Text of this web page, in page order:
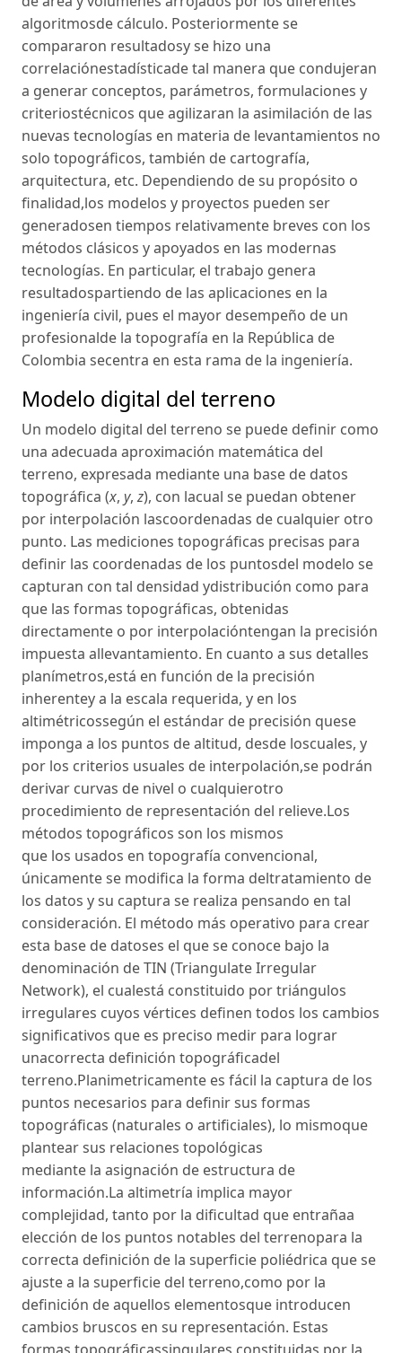
algoritmosde cálculo. Posteriormente se
compararon resultadosy se hizo una
correlaciónestadísticade tal manera que condujeran
a generar conceptos, parámetros, formulaciones y
criteriostécnicos que agilizaran la asimilación de las
nuevas tecnologías en materia de levantamientos no
solo topográficos, también de cartografía,
arquitectura, etc. Dependiendo de su propósito o
finalidad,los modelos y proyectos pueden ser
generadosen tiempos relativamente breves con los
métodos clásicos y apoyados en las modernas
tecnologías. En particular, el trabajo genera
resultadospartiendo de las aplicaciones en la
ingeniería civil, pues el mayor desempeño de un
profesionalde la topografía en la República de
Colombia secentra en esta rama de la ingeniería.
Modelo digital del terreno
Un modelo digital del terreno se puede definir como
una adecuada aproximación matemática del
terreno, expresada mediante una base de datos
topográfica (x, y,z), con lacual se puedan obtener
por interpolación lascoordenadas de cualquier otro
punto. Las mediciones topográficas precisas para
definir las coordenadas de los puntosdel modelo se
capturan con tal densidad ydistribución como para
que las formas topográficas, obtenidas
directamente o por interpolacióntengan la precisión
impuesta allevantamiento. En cuanto a sus detalles
planímetros,está en función de la precisión
inherentey a la escala requerida, y en los
altimétricossegún el estándar de precisión quese
imponga a los puntos de altitud, desde loscuales, y
por los criterios usuales de interpolación,se podrán
derivar curvas de nivel o cualquierotro
procedimiento de representación del relieve.Los
métodos topográficos son los mismos
que los usados en topografía convencional,
únicamente se modifica la forma deltratamiento de
los datos y su captura se realiza pensando en tal
consideración. El método más operativo para crear
esta base de datoses el que se conoce bajo la
denominación de TIN (Triangulate Irregular
Network), el cualestá constituido por triángulos
irregulares cuyos vértices definen todos los cambios
significativos que es preciso medir para lograr
unacorrecta definición topográficadel
terreno.Planimetricamente es fácil la captura de los
puntos necesarios para definir sus formas
topográficas (naturales o artificiales), lo mismoque
plantear sus relaciones topológicas
mediante la asignación de estructura de
información.La altimetría implica mayor
complejidad, tanto por la dificultad que entrañaa
elección de los puntos notables del terrenopara la
correcta definición de la superficie poliédrica que se
ajuste a la superficie del terreno,como por la
definición de aquellos elementosque introducen
cambios bruscos en su representación. Estas